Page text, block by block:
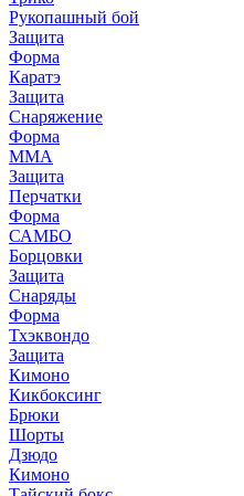
Рукопашный бой
Защита
Форма
Каратэ
Защита
Снаряжение
Форма
ММА
Защита
Перчатки
Форма
САМБО
Борцовки
Защита
Снаряды
Форма
Тхэквондо
Защита
Кимоно
Кикбоксинг
Брюки
Шорты
Дзюдо
Кимоно